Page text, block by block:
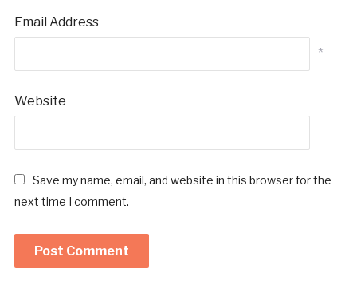
Email Address
*
Website
Save my name, email, and website in this browser for the
next time I comment.